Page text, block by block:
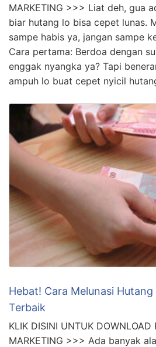
MARKETING >>> Liat deh, gua
biar hutang lo bisa cepet lunas.
sampe habis ya, jangan sampe
Cara pertama: Berdoa dengan
enggak nyangka ya? Tapi
ampuh lo buat cepet nyicil
Hebat! Cara Melunasi
Terbaik
KLIK DISINI UNTUK DOWNLOAD
MARKETING >>> Ada banyak